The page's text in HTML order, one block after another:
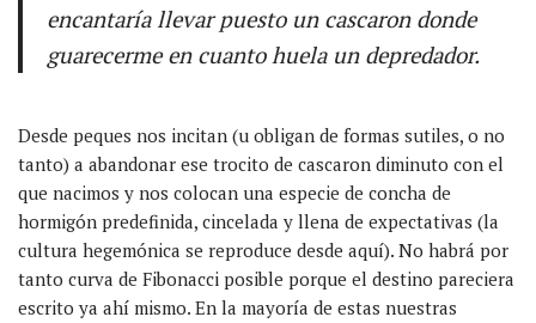
encantaría llevar puesto un cascaron donde
guarecerme en cuanto huela un depredador.
Desde peques nos incitan (u obligan de formas sutiles, o no
tanto) a abandonar ese trocito de cascaron diminuto con el
que nacimos y nos colocan una especie de concha de
hormigón predefinida, cincelada y llena de expectativas (la
cultura hegemónica se reproduce desde aquí). No habrá por
tanto curva de Fibonacci posible porque el destino pareciera
escrito ya ahí mismo. En la mayoría de estas nuestras